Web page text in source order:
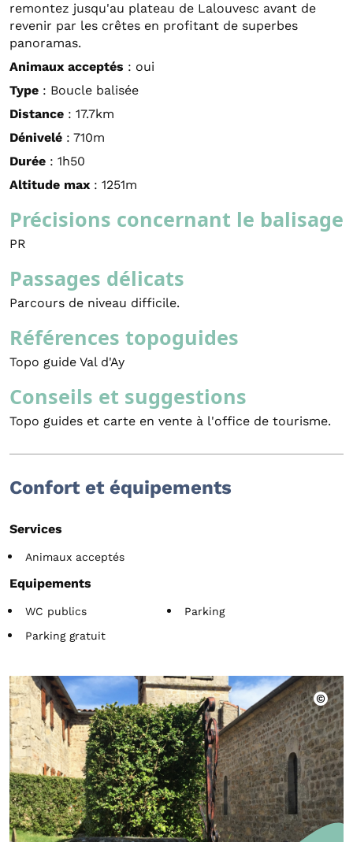
remontez jusqu'au plateau de Lalouvesc avant de
revenir par les crêtes en profitant de superbes
panoramas.
Animaux acceptés : oui
Type : Boucle balisée
Distance : 17.7km
Dénivelé : 710m
Durée : 1h50
Altitude max : 1251m
Précisions concernant le balisage
PR
Passages délicats
Parcours de niveau difficile.
Références topoguides
Topo guide Val d'Ay
Conseils et suggestions
Topo guides et carte en vente à l'office de tourisme.
Confort et équipements
Services
Animaux acceptés
Equipements
WC publics
Parking
Parking gratuit